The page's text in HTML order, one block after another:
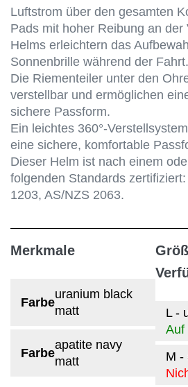
Luftstrom über den gesamten
Pads mit hoher Reibung an der
Helms erleichtern das
Sonnenbrille während der Fahrt.
Die Riementeiler unter den
verstellbar und ermöglichen
sichere Passform.
Ein leichtes 360°-
eine sichere, komfortable
Dieser Helm ist nach einem
folgenden Standards
1203, AS/NZS 2063.
Merkmale
Farbe
uranium black
matt
Farbe
apatite navy
matt
L -
Auf
M -